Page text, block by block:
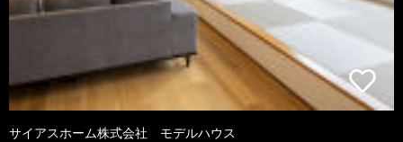
サイアスホーム株式会社 モデルハウス